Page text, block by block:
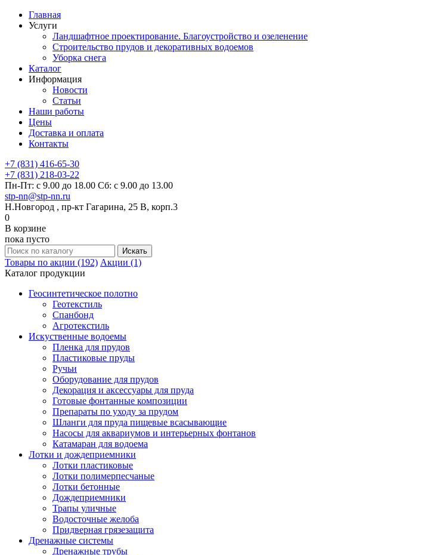
Главная
Услуги
Ландшафтное проектирование. Благоустройство и озеленение
Строительство прудов и декоративных водоемов
Уборка снега
Каталог
Информация
Новости
Статьи
Наши работы
Цены
Доставка и оплата
Контакты
+7 (831) 416-65-30
+7 (831) 218-03-22
Пн-Пт: с 9.00 до 18.00 Сб: с 9.00 до 13.00
stp-nn@stp-nn.ru
Н.Новгород , пр-кт Гагарина, 25 В, корп.3
0
В корзине
пока пусто
Товары по акции (192) Акции (1)
Каталог продукции
Геосинтетическое полотно
Геотекстиль
Спанбонд
Агротекстиль
Искуственные водоемы
Пленка для прудов
Пластиковые пруды
Ручьи
Оборудование для прудов
Декорация и аксессуары для пруда
Готовые фонтанные композиции
Препараты по уходу за прудом
Шланги для пруда пищевые всасывающие
Насосы для аквариумов и интерьерных фонтанов
Катамаран для водоема
Лотки и дождеприемники
Лотки пластиковые
Лотки полимерпесчаные
Лотки бетонные
Дождеприемники
Трапы уличные
Водосточные желоба
Придверная грязезащита
Дренажные системы
Дренажные трубы